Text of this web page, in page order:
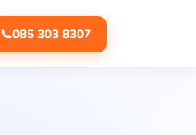
📞085 303 8307